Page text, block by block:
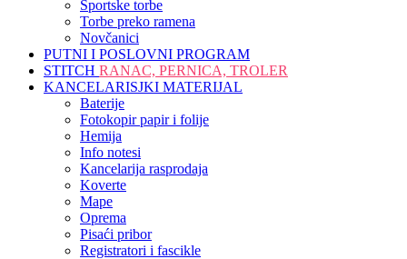
Sportske torbe
Torbe preko ramena
Novčanici
PUTNI I POSLOVNI PROGRAM
STITCH RANAC, PERNICA, TROLER
KANCELARISJKI MATERIJAL
Baterije
Fotokopir papir i folije
Hemija
Info notesi
Kancelarija rasprodaja
Koverte
Mape
Oprema
Pisaći pribor
Registratori i fascikle